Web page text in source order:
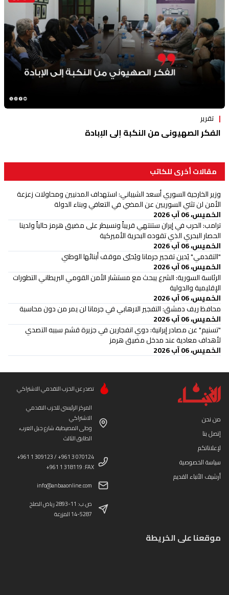
تقرير
الفكر الصهيوني من النكبة إلى الإبادة
مقالات أخرى للكاتب
وزير الخارجية السوري أسعد الشيباني: استهداف المدنيين ومحاولات زعزعة
الأمن لن تثني السوريين عن المضي في التعافي وبناء الدولة
الخميس، 06 آب 2026
ترامب: الحرب في إيران ستنتهي قريباً ونسيطر على مضيق هرمز حالياً ولدينا
الحصار البحري الذي تقوده البحرية الأميركية
الخميس، 06 آب 2026
"التقدمي" يُدين تفجير جرمانا ويُحيّي موقف أبنائها الوطني
الخميس، 06 آب 2026
الرئاسة السورية: الشرع يبحث مع مستشار الأمن القومي البريطاني التطورات
الإقليمية والدولية
الخميس، 06 آب 2026
محافظ ريف دمشق: التفجير الارهابي في جرمانا لن يمر من دون محاسبة
الخميس، 06 آب 2026
"تسنيم" عن مصادر إيرانية: دوي انفجارين في جزيرة قشم سببه التصدي
لأهداف معادية عند مدخل مضيق هرمز
الخميس، 06 آب 2026
من نحن
إتصل بنا
لإعلاناتكم
سياسة الخصوصية
أرشيف الأنباء القديم
تصدر عن الحزب التقدمي الاشتراكي
المركز الرئيسي للحزب التقدمي
الاشتراكي
وطى المصيطبة، شارع جبل العرب،
الطابق الثالث
+961 1 309123 / +961 3 070124
+961 1 318119 :FAX
info@anbaaonline.com
ص.ب: 11-2893 رياض الصلح
14-5287 المزرعة
موقعنا على الخريطة